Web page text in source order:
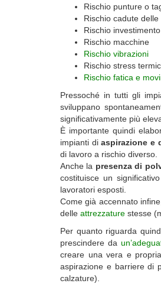
Rischio punture o
Rischio cadute
Rischio
Rischio macchine
Rischio vibrazioni
Rischio stress
Rischio fatica e
Pressoché in tutti gli
sviluppano
significativamente più
È importante quindi
impianti diaspirazione e
di lavoro a rischio diverso.
Anche la presenza di
costituisce un
lavoratori esposti.
Come già accennato
delle attrezzature stesse
Per quanto riguarda
prescindere da
creare una vera e
aspirazione e barriere di
calzature).